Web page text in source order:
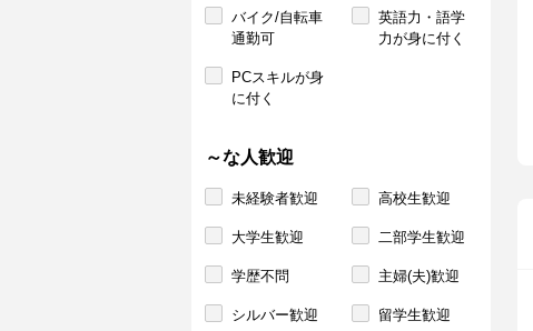
バイク/自転車
通勤可
英語力・語学
力が身に付く
PCスキルが身
に付く
～な人歓迎
未経験者歓迎 高校生歓迎
大学生歓迎 二部学生歓迎
学歴不問 主婦(夫)歓迎
シルバー歓迎 留学生歓迎